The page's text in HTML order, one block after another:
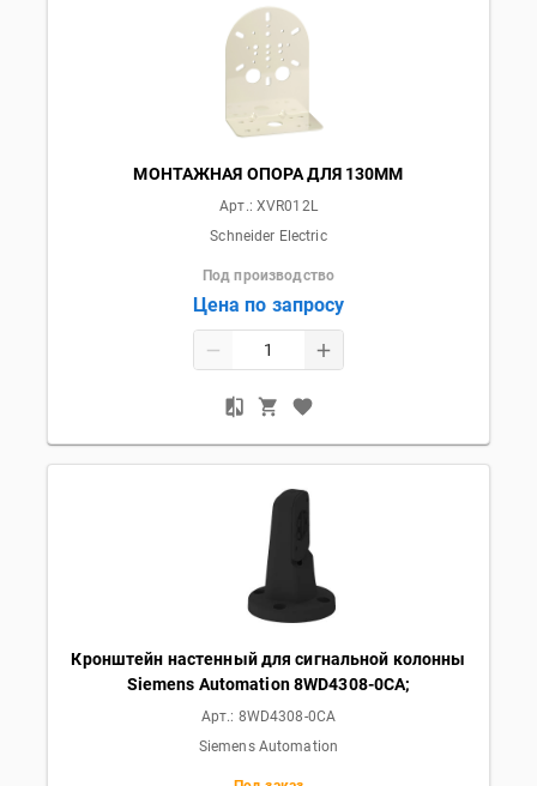
МОНТАЖНАЯ ОПОРА ДЛЯ 130ММ
Арт.: XVR012L
Schneider Electric
Под производство
Цена по запросу
Кронштейн настенный для сигнальной колонны
Siemens Automation 8WD4308-0CA;
Арт.: 8WD4308-0CA
Siemens Automation